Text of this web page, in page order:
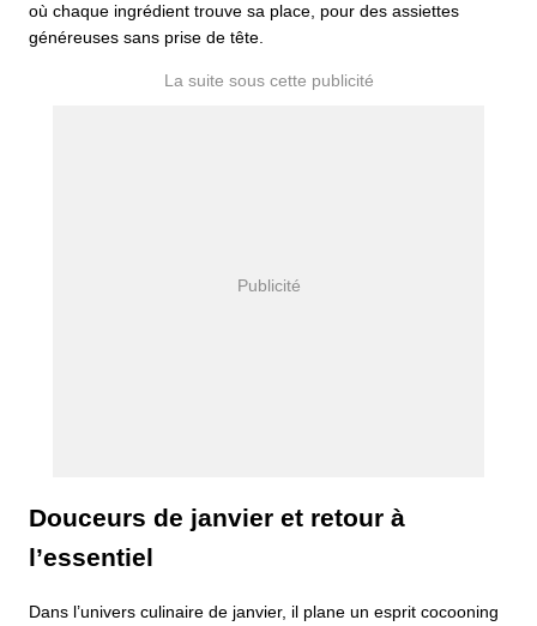
où chaque ingrédient trouve sa place, pour des assiettes
généreuses sans prise de tête.
Douceurs de janvier et retour à
l’essentiel
Dans l’univers culinaire de janvier, il plane un esprit cocooning